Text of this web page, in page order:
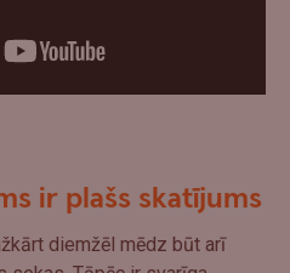
ir plašs skatījums
diemžēl mēdz būt arī